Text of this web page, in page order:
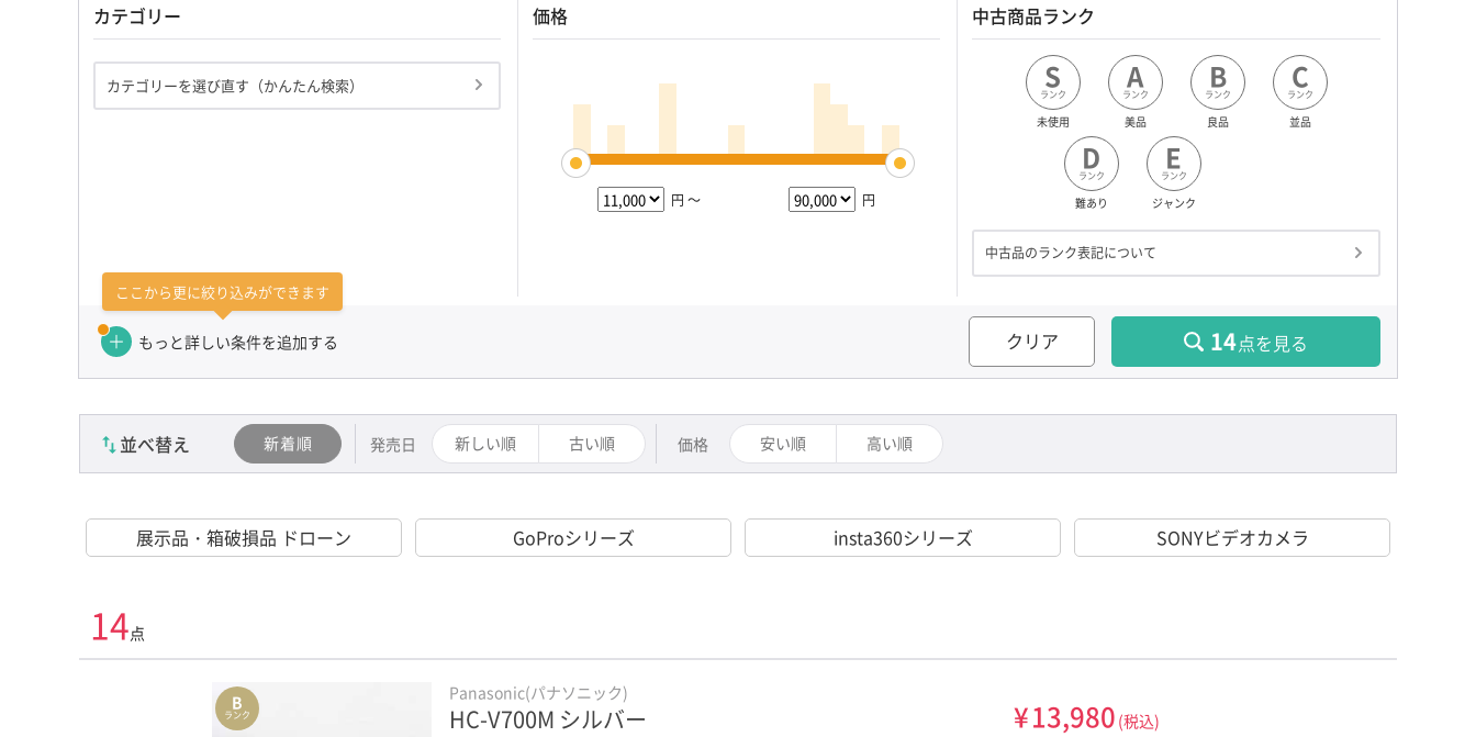
カテゴリー
カテゴリーを選び直す（かんたん検索）
価格
円 ～ 円
中古商品ランク
S
ランク
未使用
A
ランク
美品
B
ランク
良品
C
ランク
並品
D
ランク
難あり
E
ランク
ジャンク
中古品のランク表記について
ここから更に絞り込みができます
もっと詳しい条件を追加する クリア 14点を見る
並べ替え 新着順 発売日 新しい順 古い順 価格 安い順 高い順
展示品・箱破損品 ドローン GoProシリーズ insta360シリーズ SONYビデオカメラ
14点
B
ランク
Panasonic(パナソニック)
HC-V700M シルバー ¥13,980 (税込)